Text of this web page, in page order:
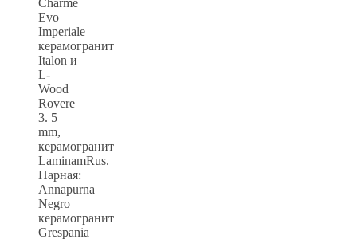
Evo
Imperiale
керамогранит
Italon и
L-
Wood
Rovere
3. 5
mm,
керамогранит
LaminamRus.
Парная:
Annapurna
Negro
керамогранит
Grespania